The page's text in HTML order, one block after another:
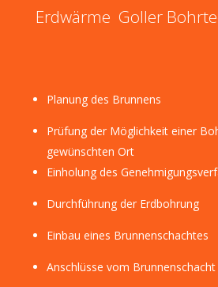
Erdwärme Goller
Planung des Brunnens
Prüfung der Möglichkeit einer
gewünschten Ort
Einholung des
Durchführung der Erdbohrung
Einbau eines Brunnenschachtes
Anschlüsse vom